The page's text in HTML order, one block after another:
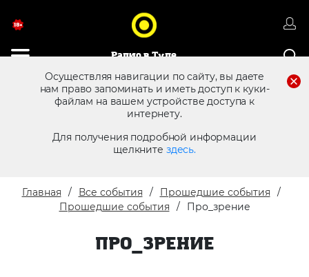
Радио в Туле
Осуществляя навигации по сайту, вы даете
нам право запоминать и иметь доступ к куки-
файлам на вашем устройстве доступа к
интернету.
Для получения подробной информации
щелкните здесь.
8 (4872) 250 470 Реклама в эфире
Главная Все события
Прошедшие события
Прошедшие события
Про_зрение
ПРО_ЗРЕНИЕ